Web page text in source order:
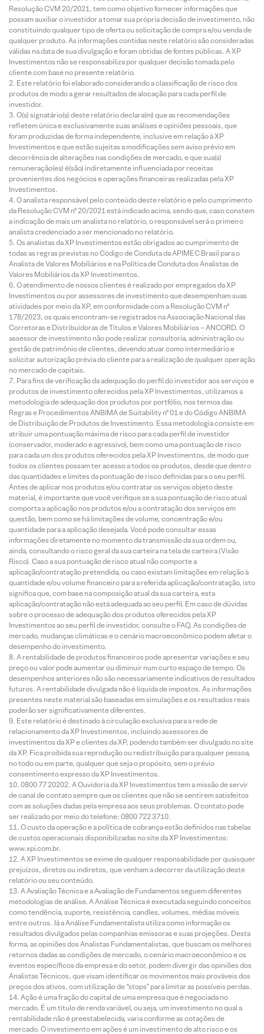
Resolução CVM 20/2021, tem como objetivo fornecer informações que
possam auxiliar o investidor a tomar sua própria decisão de investimento, não
constituindo qualquer tipo de oferta ou solicitação de compra e/ou venda de
qualquer produto. As informações contidas neste relatório são consideradas
válidas na data de sua divulgação e foram obtidas de fontes públicas. A XP
Investimentos não se responsabiliza por qualquer decisão tomada pelo
cliente com base no presente relatório.
Este relatório foi elaborado considerando a classificação de risco dos
produtos de modo a gerar resultados de alocação para cada perfil de
investidor.
O(s) signatário(s) deste relatório declara(m) que as recomendações
refletem única e exclusivamente suas análises e opiniões pessoais, que
foram produzidas de forma independente, inclusive em relação à XP
Investimentos e que estão sujeitas a modificações sem aviso prévio em
decorrência de alterações nas condições de mercado, e que sua(s)
remuneração(es) é(são) indiretamente influenciada por receitas
provenientes dos negócios e operações financeiras realizadas pela XP
Investimentos.
O analista responsável pelo conteúdo deste relatório e pelo cumprimento
da Resolução CVM nº 20/2021 está indicado acima, sendo que, caso constem
a indicação de mais um analista no relatório, o responsável será o primeiro
analista credenciado a ser mencionado no relatório.
Os analistas da XP Investimentos estão obrigados ao cumprimento de
todas as regras previstas no Código de Conduta da APIMEC Brasil para o
Analista de Valores Mobiliários e na Política de Conduta dos Analistas de
Valores Mobiliários da XP Investimentos.
O atendimento de nossos clientes é realizado por empregados da XP
Investimentos ou por assessores de investimento que desempenham suas
atividades por meio da XP, em conformidade com a Resolução CVM nº
178/2023, os quais encontram-se registrados na Associação Nacional das
Corretoras e Distribuidoras de Títulos e Valores Mobiliários – ANCORD. O
assessor de investimento não pode realizar consultoria, administração ou
gestão de patrimônio de clientes, devendo atuar como intermediário e
solicitar autorização prévia do cliente para a realização de qualquer operação
no mercado de capitais.
Para fins de verificação da adequação do perfil do investidor aos serviços e
produtos de investimento oferecidos pela XP Investimentos, utilizamos a
metodologia de adequação dos produtos por portfólio, nos termos das
Regras e Procedimentos ANBIMA de Suitability nº 01 e do Código ANBIMA
de Distribuição de Produtos de Investimento. Essa metodologia consiste em
atribuir uma pontuação máxima de risco para cada perfil de investidor
(conservador, moderado e agressivo), bem como uma pontuação de risco
para cada um dos produtos oferecidos pela XP Investimentos, de modo que
todos os clientes possam ter acesso a todos os produtos, desde que dentro
das quantidades e limites da pontuação de risco definidas para o seu perfil.
Antes de aplicar nos produtos e/ou contratar os serviços objeto deste
material, é importante que você verifique se a sua pontuação de risco atual
comporta a aplicação nos produtos e/ou a contratação dos serviços em
questão, bem como se há limitações de volume, concentração e/ou
quantidade para a aplicação desejada. Você pode consultar essas
informações diretamente no momento da transmissão da sua ordem ou,
ainda, consultando o risco geral da sua carteira na tela de carteira (Visão
Risco). Caso a sua pontuação de risco atual não comporte a
aplicação/contratação pretendida, ou caso existam limitações em relação à
quantidade e/ou volume financeiro para a referida aplicação/contratação, isto
significa que, com base na composição atual da sua carteira, esta
aplicação/contratação não está adequada ao seu perfil. Em caso de dúvidas
sobre o processo de adequação dos produtos oferecidos pela XP
Investimentos ao seu perfil de investidor, consulte o FAQ. As condições de
mercado, mudanças climáticas e o cenário macroeconômico podem afetar o
desempenho do investimento.
A rentabilidade de produtos financeiros pode apresentar variações e seu
preço ou valor pode aumentar ou diminuir num curto espaço de tempo. Os
desempenhos anteriores não são necessariamente indicativos de resultados
futuros. A rentabilidade divulgada não é líquida de impostos. As informações
presentes neste material são baseadas em simulações e os resultados reais
poderão ser significativamente diferentes.
Este relatório é destinado à circulação exclusiva para a rede de
relacionamento da XP Investimentos, incluindo assessores de
investimentos da XP e clientes da XP, podendo também ser divulgado no site
da XP. Fica proibida sua reprodução ou redistribuição para qualquer pessoa,
no todo ou em parte, qualquer que seja o propósito, sem o prévio
consentimento expresso da XP Investimentos.
0800 77 20202. A Ouvidoria da XP Investimentos tem a missão de servir
de canal de contato sempre que os clientes que não se sentirem satisfeitos
com as soluções dadas pela empresa aos seus problemas. O contato pode
ser realizado por meio do telefone: 0800 722 3710.
O custo da operação e a política de cobrança estão definidos nas tabelas
de custos operacionais disponibilizadas no site da XP Investimentos:
www.xpi.com.br.
A XP Investimentos se exime de qualquer responsabilidade por quaisquer
prejuízos, diretos ou indiretos, que venham a decorrer da utilização deste
relatório ou seu conteúdo.
A Avaliação Técnica e a Avaliação de Fundamentos seguem diferentes
metodologias de análise. A Análise Técnica é executada seguindo conceitos
como tendência, suporte, resistência, candles, volumes, médias móveis
entre outros. Já a Análise Fundamentalista utiliza como informação os
resultados divulgados pelas companhias emissoras e suas projeções. Desta
forma, as opiniões dos Analistas Fundamentalistas, que buscam os melhores
retornos dadas as condições de mercado, o cenário macroeconômico e os
eventos específicos da empresa e do setor, podem divergir das opiniões dos
Analistas Técnicos, que visam identificar os movimentos mais prováveis dos
preços dos ativos, com utilização de “stops” para limitar as possíveis perdas.
Ação é uma fração do capital de uma empresa que é negociada no
mercado. É um título de renda variável, ou seja, um investimento no qual a
rentabilidade não é preestabelecida, varia conforme as cotações de
mercado. O investimento em ações é um investimento de alto risco e os